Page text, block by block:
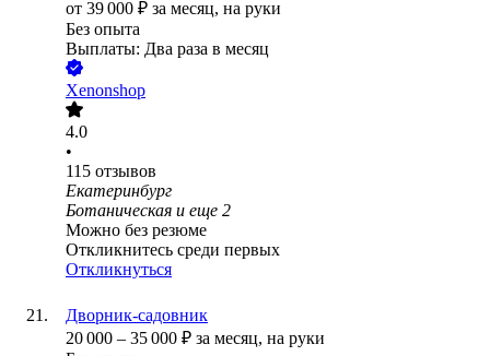
от 39 000 ₽ за месяц, на руки
Без опыта
Выплаты: Два раза в месяц
Xenonshop
4.0
•
115 отзывов
Екатеринбург
Ботаническая и еще 2
Можно без резюме
Откликнитесь среди первых
Откликнуться
Дворник-садовник
20 000 – 35 000 ₽ за месяц, на руки